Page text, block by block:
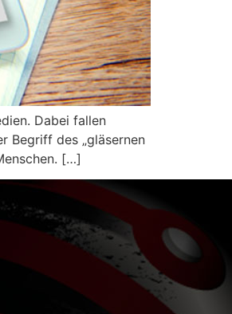
Dabei fallen
Begriff des „gläsernen
[…]